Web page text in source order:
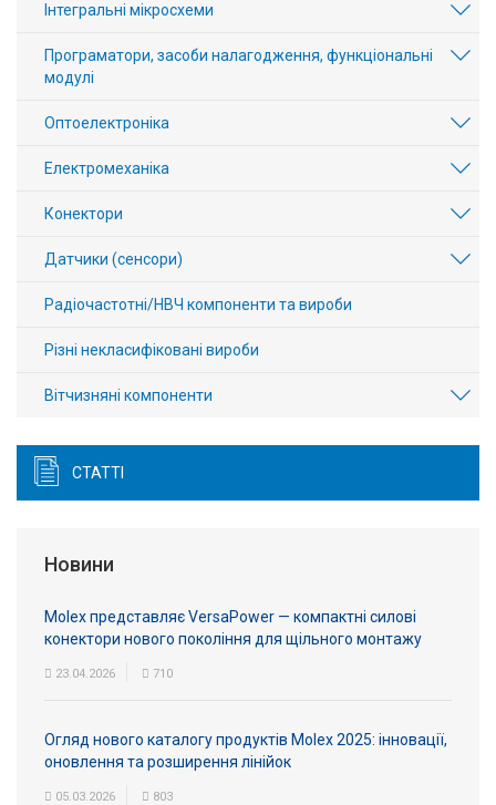
Інтегральні мікросхеми
Програматори, засоби налагодження, функціональні
модулі
Оптоелектроніка
Електромеханіка
Конектори
Датчики (сенсори)
Радіочастотні/НВЧ компоненти та вироби
Різні некласифіковані вироби
Вітчизняні компоненти
СТАТТІ
Новини
Molex представляє VersaPower — компактні силові
конектори нового покоління для щільного монтажу
23.04.2026 710
Огляд нового каталогу продуктів Molex 2025: інновації,
оновлення та розширення лінійок
05.03.2026 803